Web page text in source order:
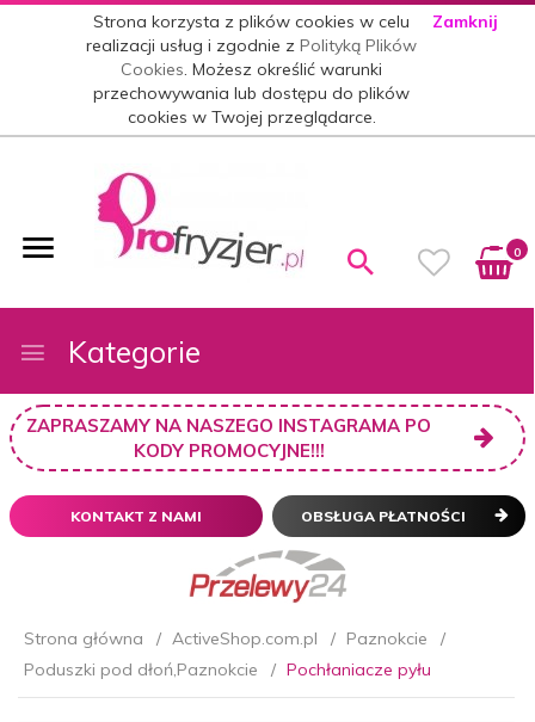
Strona korzysta z plików cookies w celu
realizacji usług i zgodnie zPolityką Plików
Cookies. Możesz określić warunki
przechowywania lub dostępu do plików
cookies w Twojej przeglądarce.
Zamknij
0
Kategorie
ZAPRASZAMY NA NASZEGO INSTAGRAMA PO
KODY PROMOCYJNE!!!
KONTAKT Z NAMI OBSŁUGA PŁATNOŚCI
Strona główna ActiveShop.com.pl
Paznokcie
Poduszki pod dłoń,Paznokcie
Pochłaniacze pyłu